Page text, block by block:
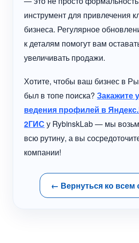
инструмент для привлечения
бизнеса. Регулярное
к деталям помогут вам
увеличивать продажи.
Хотите, чтобы ваш бизнес в
был в топе поиска?Закажите
ведения профилей в
2ГИС у RybinskLab — мы
всю рутину, а вы
компании!
← Вернуться ко всем